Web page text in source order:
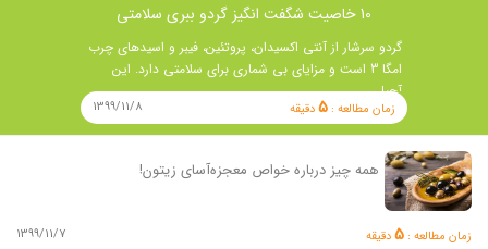
10 خاصیت شگفت انگیز گردو ببری سلامتی
گردو سرشار از آنتی اکسیدان، پروتئین، فیبر و اسیدهای چرب
امگا 3 است و مزایای بی شماری برای سلامتی دارد. این
آجیل …
زمان مطالعه : 5دقیقه 1399/11/8
همه چیز درباره خواص معجزه‌آسای زیتون!
زمان مطالعه : 5دقیقه 1399/11/7